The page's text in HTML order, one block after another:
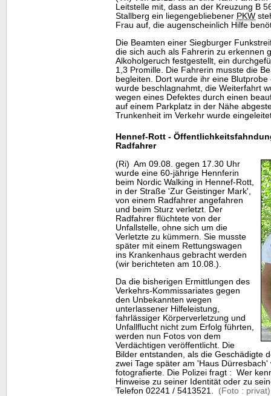
Leitstelle mit, dass an der Kreuzung B
Stallberg ein liegengebliebener PKW
Frau auf, die augenscheinlich Hilfe
Die Beamten einer Siegburger
die sich auch als Fahrerin zu erkennen
Alkoholgeruch festgestellt, ein
1,3 Promille. Die Fahrerin musste die
begleiten. Dort wurde ihr eine
wurde beschlagnahmt, die Weiterfahrt
wegen eines Defektes durch einen
auf einem Parkplatz in der Nähe
Trunkenheit im Verkehr wurde
Hennef-Rott -
Radfahrer
(Ri) Am 09.08. gegen 17.30 Uhr
wurde eine 60-jährige Hennferin
beim Nordic Walking in Hennef-Rott,
in der Straße 'Zur Geistinger Mark',
von einem Radfahrer angefahren
und beim Sturz verletzt. Der
Radfahrer flüchtete von der
Unfallstelle, ohne sich um die
Verletzte zu kümmern. Sie musste
später mit einem Rettungswagen
ins Krankenhaus gebracht werden
(wir berichteten am 10.08.).
Da die bisherigen Ermittlungen des
Verkehrs-Kommissariates gegen
den Unbekannten wegen
unterlassener Hilfeleistung,
fahrlässiger Körperverletzung und
Unfallflucht nicht zum Erfolg führten,
werden nun Fotos von dem
Verdächtigen veröffentlicht. Die
Bilder entstanden, als die Geschädigte
zwei Tage später am 'Haus
fotografierte. Die Polizei fragt : Wer
Hinweise zu seiner Identität oder zu
Telefon 02241 / 5413521. (Foto : privat)